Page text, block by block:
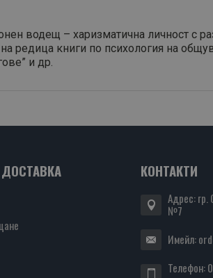
водещ – харизматична личност с
редица книги по психология на
и др.
КОНТАКТИ
Адрес: гр.
№7
Имейл:
Телефон: